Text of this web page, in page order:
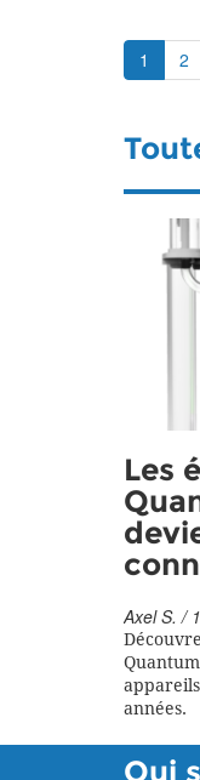
1 2
Les
Axel S. /
années.
Qui